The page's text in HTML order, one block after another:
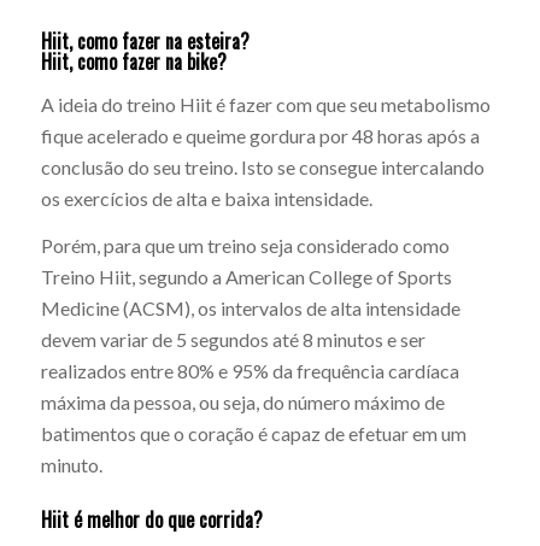
Hiit, como fazer na esteira?
Hiit, como fazer na bike?
A ideia do treino Hiit é fazer com que seu metabolismo
fique acelerado e queime gordura por 48 horas após a
conclusão do seu treino. Isto se consegue intercalando
os exercícios de alta e baixa intensidade.
Porém, para que um treino seja considerado como
Treino Hiit, segundo a American College of Sports
Medicine (ACSM), os intervalos de alta intensidade
devem variar de 5 segundos até 8 minutos e ser
realizados entre 80% e 95% da frequência cardíaca
máxima da pessoa, ou seja, do número máximo de
batimentos que o coração é capaz de efetuar em um
minuto.
Hiit é melhor do que corrida?